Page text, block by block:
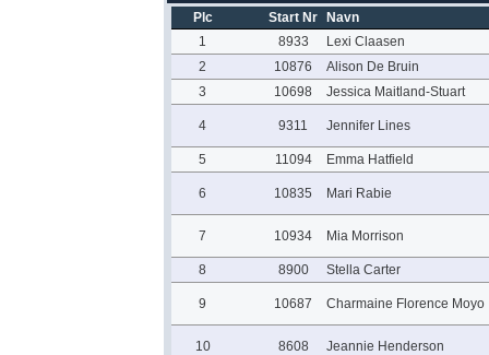
Plc Start Nr
Navn
1
8933
Lexi Claasen
2
10876
Alison De Bruin
3
10698 Jessica Maitland-Stuart
4 9311 Jennifer Lines
5 11094 Emma Hatfield
6 10835 Mari Rabie
7 10934 Mia Morrison
8 8900 Stella Carter
9 10687 Charmaine Florence Moyo
10 8608 Jeannie Henderson